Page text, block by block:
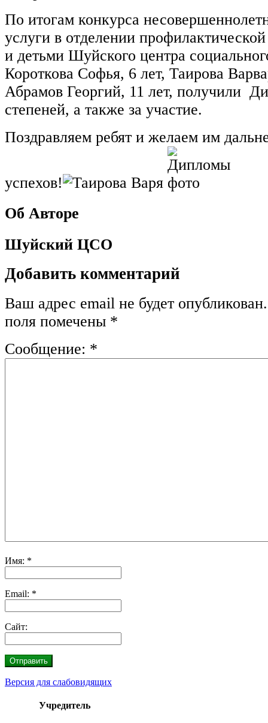
По итогам конкурса
услуги в отделении
и детьми Шуйского центра
Короткова Софья, 6 лет, Таирова
Абрамов Георгий, 11 лет, получили
степеней, а также за участие.
Поздравляем ребят и желаем им
успехов!
Об Авторе
Шуйский ЦСО
Добавить комментарий
Ваш адрес email не будет опубликован.
поля помечены *
Сообщение: *
Имя: *
Email: *
Сайт:
Версия для слабовидящих
Учредитель